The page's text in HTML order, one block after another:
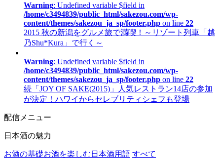
Warning: Undefined variable $field in
/home/c3494839/public_html/sakezou.com/wp-
content/themes/sakezou_ja_sp/footer.php on line 22
2015 秋の新潟をグルメ旅で満喫！～リゾート列車「越
乃Shu*Kura」で行く～
Warning: Undefined variable $field in
/home/c3494839/public_html/sakezou.com/wp-
content/themes/sakezou_ja_sp/footer.php on line 22
続「JOY OF SAKE(2015)」人気レストラン14店の参加
が決定！ハワイからセレブリティシェフも登場
配信メニュー
日本酒の魅力
お酒の基礎お酒を楽しむ 日本酒用語 すべて